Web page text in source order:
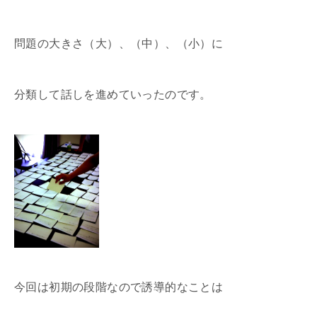
問題の大きさ（大）、（中）、（小）に
分類して話しを進めていったのです。
今回は初期の段階なので誘導的なことは